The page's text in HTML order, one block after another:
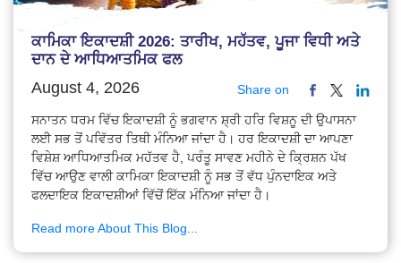
ਕਾਮਿਕਾ ਇਕਾਦਸ਼ੀ 2026: ਤਾਰੀਖ, ਮਹੱਤਵ, ਪੂਜਾ ਵਿਧੀ ਅਤੇ
ਦਾਨ ਦੇ ਆਧਿਆਤਮਿਕ ਫਲ
August 4, 2026 Share on
ਸਨਾਤਨ ਧਰਮ ਵਿੱਚ ਇਕਾਦਸ਼ੀ ਨੂੰ ਭਗਵਾਨ ਸ਼੍ਰੀ ਹਰਿ ਵਿਸ਼ਨੂ ਦੀ ਉਪਾਸਨਾ
ਲਈ ਸਭ ਤੋਂ ਪਵਿੱਤਰ ਤਿਥੀ ਮੰਨਿਆ ਜਾਂਦਾ ਹੈ। ਹਰ ਇਕਾਦਸ਼ੀ ਦਾ ਆਪਣਾ
ਵਿਸ਼ੇਸ਼ ਆਧਿਆਤਮਿਕ ਮਹੱਤਵ ਹੈ, ਪਰੰਤੂ ਸਾਵਣ ਮਹੀਨੇ ਦੇ ਕ੍ਰਿਸ਼ਨ ਪੱਖ
ਵਿੱਚ ਆਉਣ ਵਾਲੀ ਕਾਮਿਕਾ ਇਕਾਦਸ਼ੀ ਨੂੰ ਸਭ ਤੋਂ ਵੱਧ ਪੁੰਨਦਾਇਕ ਅਤੇ
ਫਲਦਾਇਕ ਇਕਾਦਸ਼ੀਆਂ ਵਿੱਚੋਂ ਇੱਕ ਮੰਨਿਆ ਜਾਂਦਾ ਹੈ।
Read more About This Blog...